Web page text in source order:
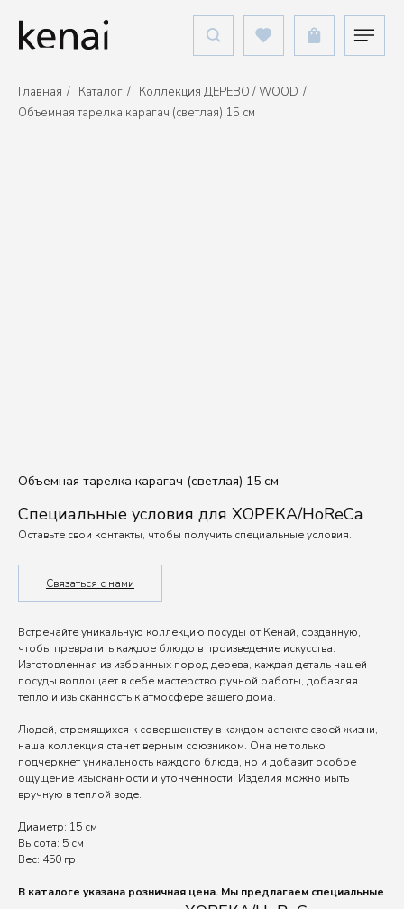
Главная / Каталог / Коллекция ДЕРЕВО / WOOD /
Объемная тарелка карагач (светлая) 15 см
Объемная тарелка карагач (светлая) 15 см
Специальные условия для ХОРЕКА/HoReCa
Оставьте свои контакты, чтобы получить специальные условия.
Связаться с нами
Встречайте уникальную коллекцию посуды от Кенай, созданную,
чтобы превратить каждое блюдо в произведение искусства.
Изготовленная из избранных пород дерева, каждая деталь нашей
посуды воплощает в себе мастерство ручной работы, добавляя
тепло и изысканность к атмосфере вашего дома.
Людей, стремящихся к совершенству в каждом аспекте своей жизни,
наша коллекция станет верным союзником. Она не только
подчеркнет уникальность каждого блюда, но и добавит особое
ощущение изысканности и утонченности. Изделия можно мыть
вручную в теплой воде.
Диаметр: 15 см
Высота: 5 см
Вес: 450 гр
В каталоге указана розничная цена. Мы предлагаем специальные